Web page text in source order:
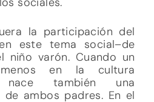
la participación del
este tema social–de
niño varón. Cuando un
en la cultura
nace también una
ambos padres. En el